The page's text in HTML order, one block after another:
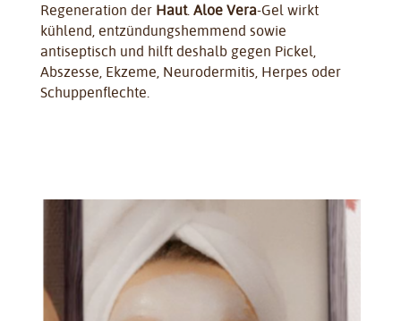
Regeneration der Haut. Aloe Vera-Gel wirkt
kühlend, entzündungshemmend sowie
antiseptisch und hilft deshalb gegen Pickel,
Abszesse, Ekzeme, Neurodermitis, Herpes oder
Schuppenflechte.